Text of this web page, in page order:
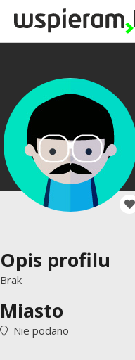
Opis profilu
Brak
Miasto
Nie podano